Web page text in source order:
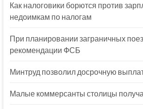
Как налоговики борются против
недоимкам по налогам
При планировании заграничных
рекомендации ФСБ
Минтруд позволил досрочную
Малые коммерсанты столицы